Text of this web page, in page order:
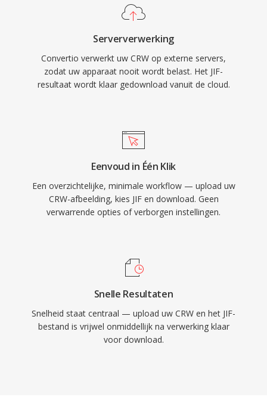
Serververwerking
Convertio verwerkt uw CRW op externe servers,
zodat uw apparaat nooit wordt belast. Het JIF-
resultaat wordt klaar gedownload vanuit de cloud.
Eenvoud in Één Klik
Een overzichtelijke, minimale workflow — upload uw
CRW-afbeelding, kies JIF en download. Geen
verwarrende opties of verborgen instellingen.
Snelle Resultaten
Snelheid staat centraal — upload uw CRW en het JIF-
bestand is vrijwel onmiddellijk na verwerking klaar
voor download.